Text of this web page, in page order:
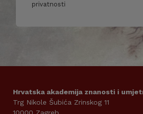
privatnosti
Hrvatska akademija znanosti i
Trg Nikole Šubića Zrinskog 11